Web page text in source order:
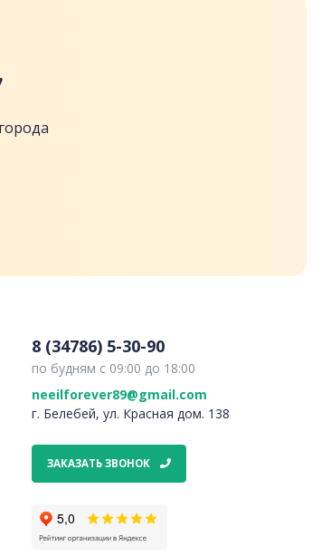
8 (34786) 5-30-90
по будням с 09:00 до 18:00
neeilforever89@gmail.com
г. Белебей, ул. Красная дом. 138
ЗАКАЗАТЬ ЗВОНОК